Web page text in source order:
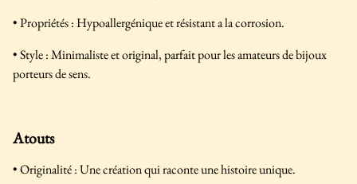
• Propriétés : Hypoallergénique et résistant a la corrosion.
• Style : Minimaliste et original, parfait pour les amateurs de bijoux
porteurs de sens.
Atouts
• Originalité : Une création qui raconte une histoire unique.